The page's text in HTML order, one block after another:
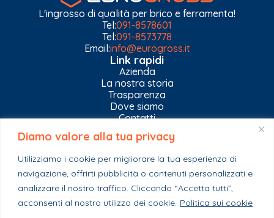
Diamo valore alla tua privacy
Utilizziamo i cookie per migliorare la tua esperienza di
navigazione, offrirti pubblicità o contenuti personalizzati e
analizzare il nostro traffico. Cliccando “Accetta tutti”,
acconsenti al nostro utilizzo dei cookie. Politica sui cookie
L'ingrosso di qualità per brico e ferramenta!
Tel:091-8578601
Tel:091-8573778
Email:info@eurogross.it
Link rapidi
Azienda
La nostra storia
Trasparenza
Dove siamo
Contatti
Privacy Policy
Gestisci impostazioni Cookies
Esplora il catalogo
Casa
Ferramenta & Co.
Giardino e agricoltura